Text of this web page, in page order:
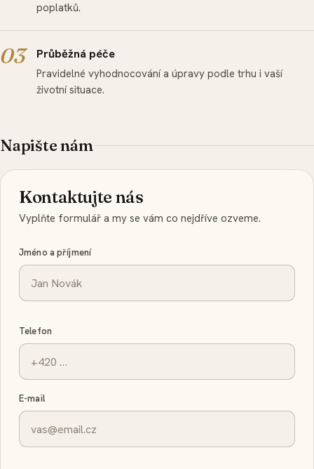
poplatků.
Průběžná péče
Pravidelné vyhodnocování a úpravy podle trhu i vaší
životní situace.
Napište nám
Kontaktujte nás
Vyplňte formulář a my se vám co nejdříve ozveme.
Jméno a příjmení
Telefon
E-mail